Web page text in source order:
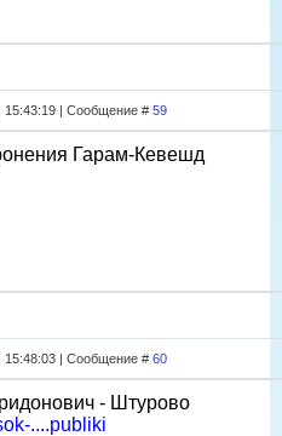
15:43:19 | Сообщение # 59
Гарам-Кевешд
15:48:03 | Сообщение # 60
- Штурово
....publiki